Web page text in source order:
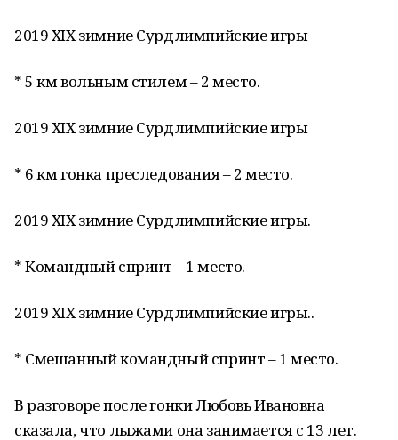
2019 XIX зимние Сурдлимпийские игры
* 5 км вольным стилем – 2 место.
2019 XIX зимние Сурдлимпийские игры
* 6 км гонка преследования – 2 место.
2019 XIX зимние Сурдлимпийские игры.
* Командный спринт – 1 место.
2019 XIX зимние Сурдлимпийские игры..
* Смешанный командный спринт – 1 место.
В разговоре после гонки Любовь Ивановна
сказала, что лыжами она занимается с 13 лет.